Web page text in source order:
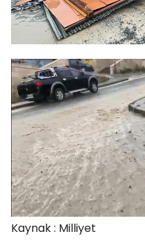
Kaynak : Milliyet